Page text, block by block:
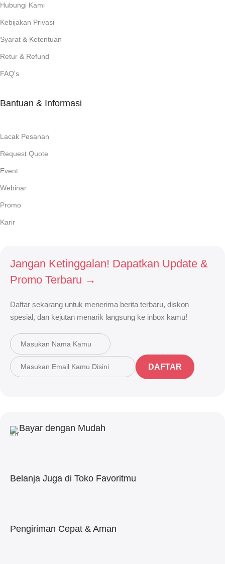
Hubungi Kami
Kebijakan Privasi
Syarat & Ketentuan
Retur & Refund
FAQ's
Bantuan & Informasi
Lacak Pesanan
Request Quote
Event
Webinar
Promo
Karir
Jangan Ketinggalan! Dapatkan Update &
Promo Terbaru →
Daftar sekarang untuk menerima berita terbaru, diskon
spesial, dan kejutan menarik langsung ke inbox kamu!
DAFTAR
Bayar dengan Mudah
Belanja Juga di Toko Favoritmu
Pengiriman Cepat & Aman